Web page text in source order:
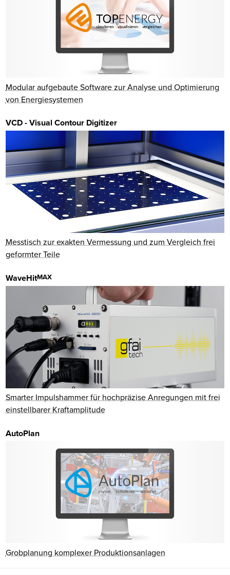
Modular aufgebaute Software zur Analyse und Optimierung
von Energiesystemen
VCD - Visual Contour Digitizer
Messtisch zur exakten Ver­messung und zum Vergleich frei
geformter Teile
WaveHitMAX
Smarter Impulshammer für hochpräzise Anregungen mit frei
einstellbarer Kraftamplitude
AutoPlan
Grobplanung komplexer Produktionsanlagen